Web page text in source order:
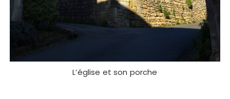
L’église et son porche